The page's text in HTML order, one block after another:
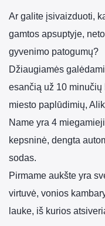
Ar galite įsivaizduoti,
gamtos apsuptyje,
gyvenimo patogumų?
Džiaugiamės
esančią už 10
miesto paplūdimių,
Name yra 4
kepsninė, dengta
sodas.
Pirmame aukšte yra
virtuvė, vonios
lauke, iš kurios